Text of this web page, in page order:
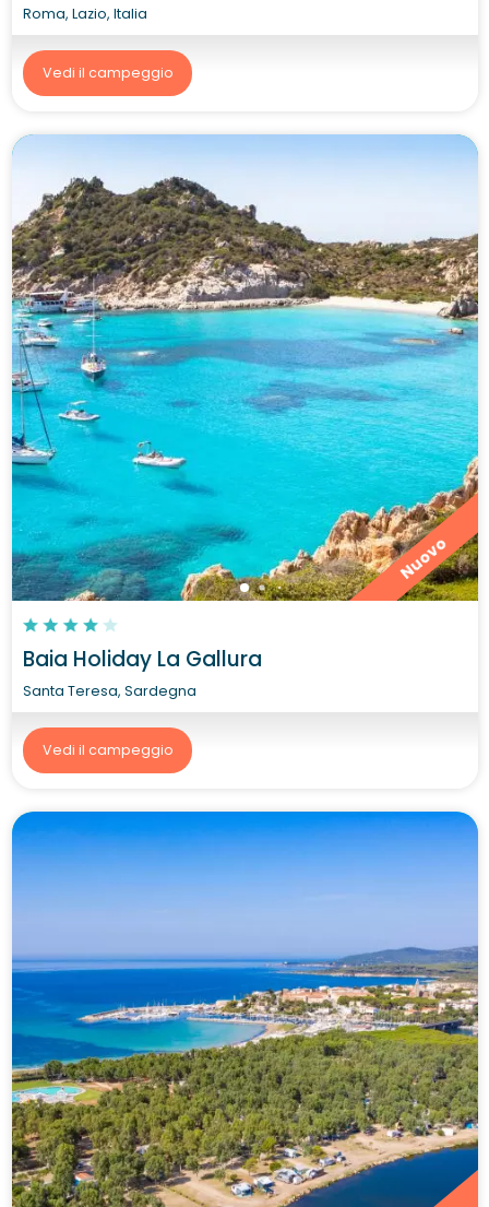
Roma, Lazio, Italia
Vedi il campeggio
Nuovo
Baia Holiday La Gallura
Santa Teresa, Sardegna
Vedi il campeggio